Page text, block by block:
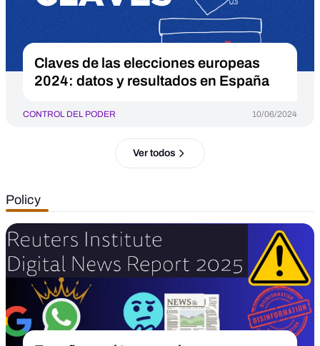
Claves de las elecciones europeas
2024: datos y resultados en España
CONTROL DEL PODER 10/06/2024
Ver todos
Policy